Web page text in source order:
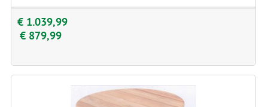
€ 1.039,99
€ 879,99